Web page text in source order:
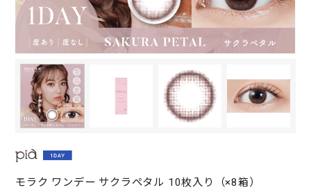
モラク ワンデー サクラペタル 10枚入り（×8箱）